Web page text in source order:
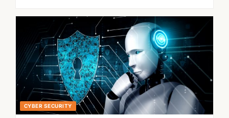
CYBER SECURITY